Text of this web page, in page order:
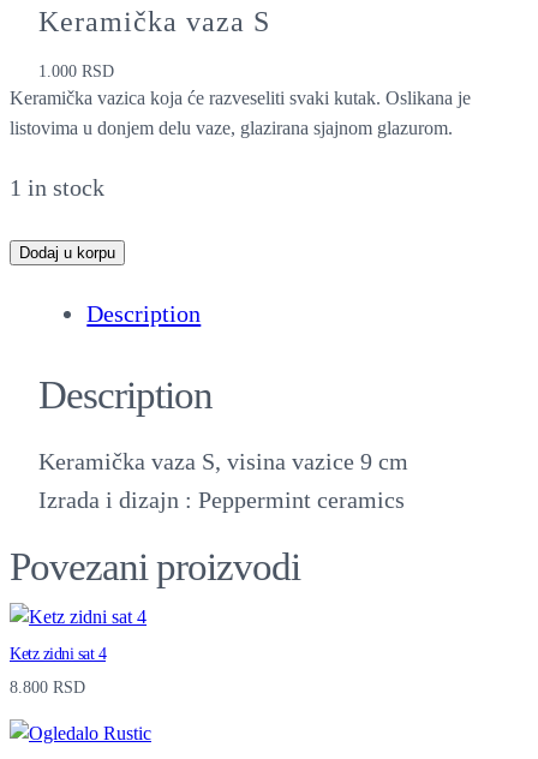
Keramička vaza S
1.000RSD
Keramička vazica koja će razveseliti svaki kutak. Oslikana je
listovima u donjem delu vaze, glazirana sjajnom glazurom.
1 in stock
K
a
Dodaj u korpu
Description
Description
Keramička vaza S, visina vazice 9 cm
Izrada i dizajn : Peppermint ceramics
Povezani proizvodi
Ketz zidni sat 4
8.800 RSD